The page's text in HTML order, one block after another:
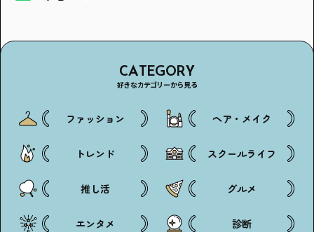
イベントに参加しよう！
・マイナビティーンズについて
・読者プレゼント
・利用規約
・広告掲載のお問い合わせ
CATEGORY
好きなカテゴリーから見る
ファッション ヘア・メイク
トレンド スクールライフ
推し活 グルメ
エンタメ 診断